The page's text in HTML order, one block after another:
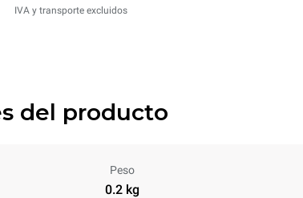
IVA y transporte excluidos
del producto
Peso
0.2 kg